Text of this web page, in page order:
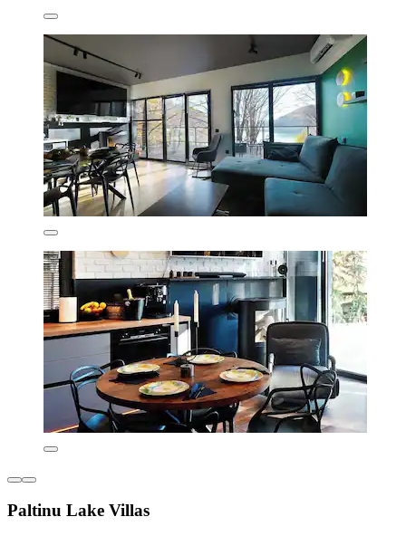
Paltinu Lake Villas